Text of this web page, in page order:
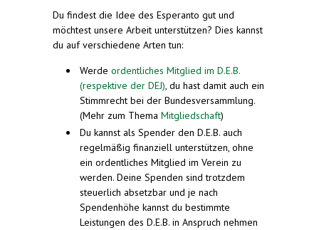
Du findest die Idee des Esperanto gut und
möchtest unsere Arbeit unterstützen? Dies kannst
du auf verschiedene Arten tun:
Werde ordentliches Mitglied im D.E.B.
(respektive der DEJ), du hast damit auch ein
Stimmrecht bei der Bundesversammlung.
(Mehr zum Thema Mitgliedschaft)
Du kannst als Spender den D.E.B. auch
regelmäßig finanziell unterstützen, ohne
ein ordentliches Mitglied im Verein zu
werden. Deine Spenden sind trotzdem
steuerlich absetzbar und je nach
Spendenhöhe kannst du bestimmte
Leistungen des D.E.B. in Anspruch nehmen